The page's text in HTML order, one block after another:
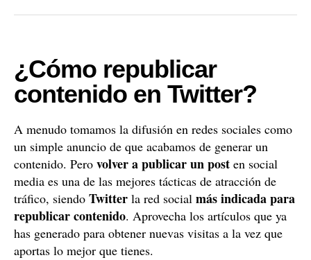
¿Cómo republicar
contenido en Twitter?
A menudo tomamos la difusión en redes sociales como
un simple anuncio de que acabamos de generar un
contenido. Pero volver a publicar un post en social
media es una de las mejores tácticas de atracción de
tráfico, siendo Twitter la red social más indicada para
republicar contenido. Aprovecha los artículos que ya
has generado para obtener nuevas visitas a la vez que
aportas lo mejor que tienes.